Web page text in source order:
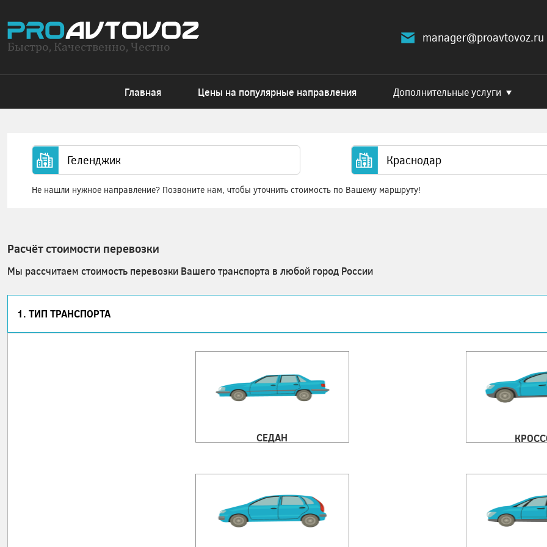
Быстро, Качественно, Честно
manager@proavtovoz.ru
Главная Цены на популярные направления Дополнительные услуги
Не нашли нужное направление? Позвоните нам, чтобы уточнить стоимость по Вашему маршруту!
Расчёт стоимости перевозки
Мы рассчитаем стоимость перевозки Вашего транспорта в любой город России
1. ТИП ТРАНСПОРТА
СЕДАН